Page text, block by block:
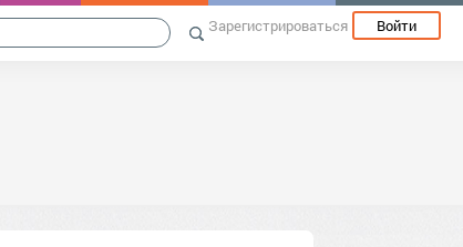
Зарегистрироваться Войти